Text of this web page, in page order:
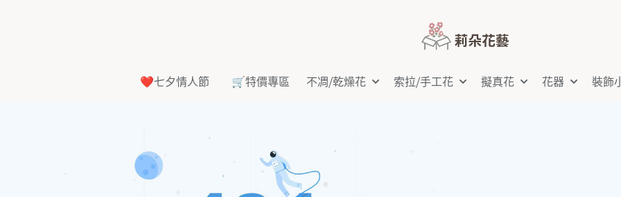
❤️七夕情人節 🛒特價專區 不凋⧸乾燥花 索拉⧸手工花 擬真花 花器 裝飾